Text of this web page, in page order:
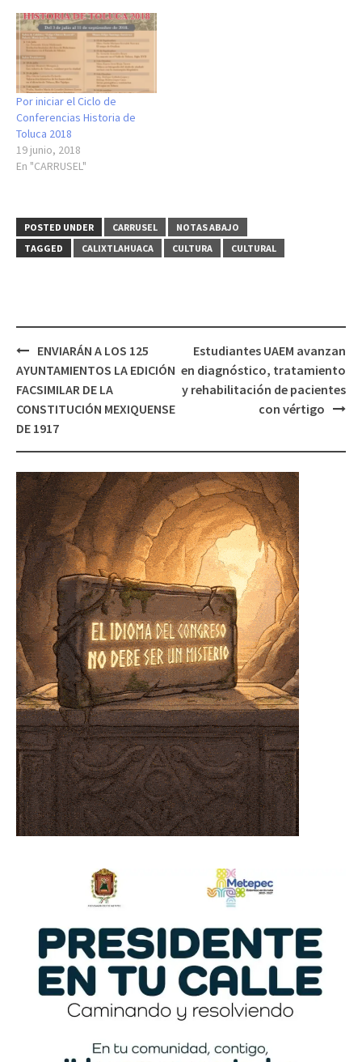
Por iniciar el Ciclo de
Conferencias Historia de
Toluca 2018
19 junio, 2018
En "CARRUSEL"
POSTED UNDER CARRUSEL
NOTAS ABAJO
TAGGED
CALIXTLAHUACA CULTURA CULTURAL
Post
navigation
ENVIARÁN A LOS 125
AYUNTAMIENTOS LA EDICIÓN
FACSIMILAR DE LA
CONSTITUCIÓN MEXIQUENSE
DE 1917
Estudiantes UAEM avanzan
en diagnóstico, tratamiento
y rehabilitación de pacientes
con vértigo